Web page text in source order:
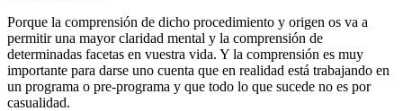
Porque la comprensión de dicho procedimiento y origen os va a
permitir una mayor claridad mental y la comprensión de
determinadas facetas en vuestra vida. Y la comprensión es muy
importante para darse uno cuenta que en realidad está trabajando en
un programa o pre-programa y que todo lo que sucede no es por
casualidad.